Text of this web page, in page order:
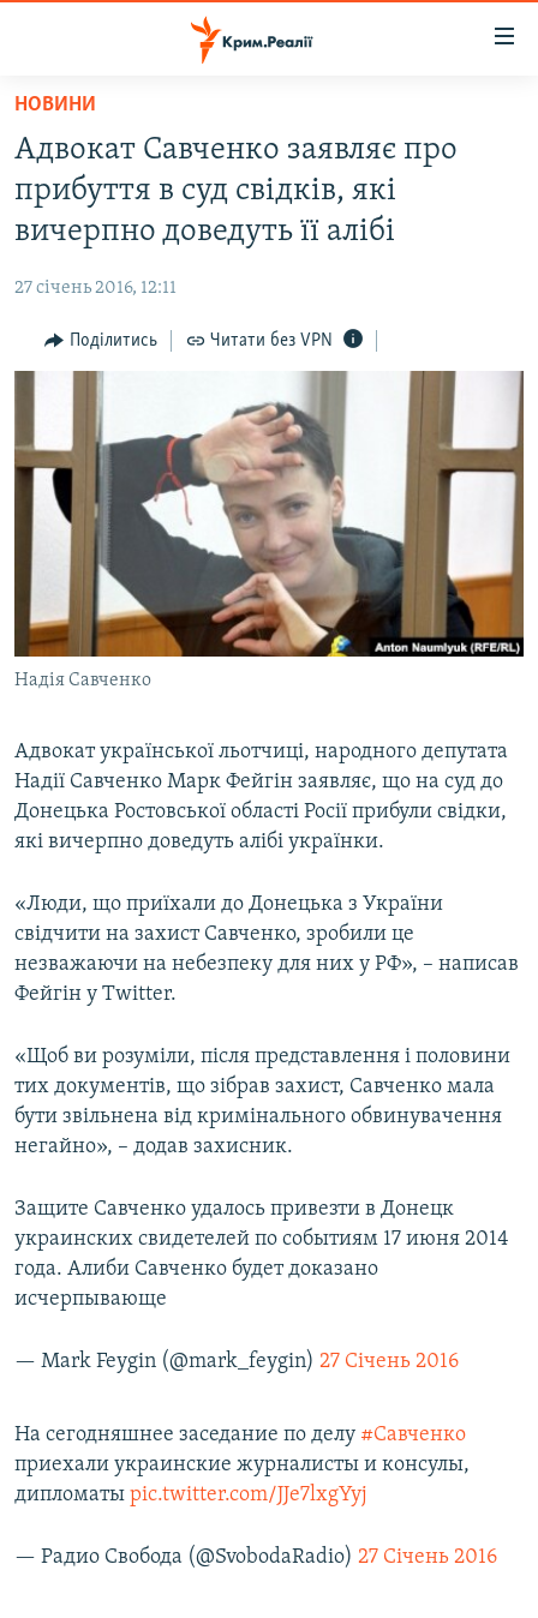
Перейти
основного
матеріалу
Перейти
до
основної
Перейти
до
ВОДА.КРИМ
ВІДЕО ТА ФОТО
БЛОГИ
ПОГЛЯД
ВСЕ ЗА ДЕНЬ
СПЕЦПРОЕКТИ
ДЕПОРТАЦІЯ
ВІДЕОУРОКИ «ELIFBE»
СВІДЧЕННЯ ОКУПАЦІЇ
УКРАЇНСЬКА ПРОБЛЕМА КРИМУ
ІНФОГРАФІКА
ЯК ОБІЙТИ БЛОКУВАННЯ
Русский
Qırımtatar
ДОЛУЧАЙСЯ!
Усі сайти RFE/RL
НОВИНИ
Адвокат Савченко заявляє про
прибуття в суд свідків, які
вичерпно доведуть її алібі
27 січень 2016, 12:11
Поділитись Читати без VPN
Надія Савченко
Адвокат української льотчиці, народного депутата
Надії Савченко Марк Фейгін заявляє, що на суд до
Донецька Ростовської області Росії прибули свідки,
які вичерпно доведуть алібі українки.
«Люди, що приїхали до Донецька з України
свідчити на захист Савченко, зробили це
незважаючи на небезпеку для них у РФ», – написав
Фейгін у Twitter.
«Щоб ви розуміли, після представлення і половини
тих документів, що зібрав захист, Савченко мала
бути звільнена від кримінального обвинувачення
негайно», – додав захисник.
Защите Савченко удалось привезти в Донецк
украинских свидетелей по событиям 17 июня 2014
года. Алиби Савченко будет доказано
исчерпывающе
— Mark Feygin (@mark_feygin) 27 Січень 2016
На сегодняшнее заседание по делу #Савченко
приехали украинские журналисты и консулы,
дипломаты pic.twitter.com/JJe7lxgYyj
— Радио Свобода (@SvobodaRadio) 27 Січень 2016